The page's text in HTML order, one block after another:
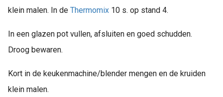
klein malen. In de Thermomix 10 s. op stand 4.
In een glazen pot vullen, afsluiten en goed schudden.
Droog bewaren.
Kort in de keukenmachine/blender mengen en de kruiden
klein malen.